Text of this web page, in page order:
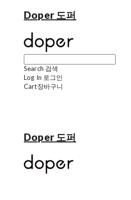
Doper 도퍼
Search 검색
Log In 로그인
Cart장바구니
Doper 도퍼